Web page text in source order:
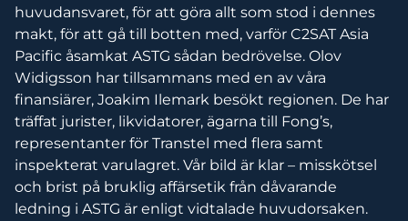
huvudansvaret, för att göra allt som stod i dennes
makt, för att gå till botten med, varför C2SAT Asia
Pacific åsamkat ASTG sådan bedrövelse. Olov
Widigsson har tillsammans med en av våra
finansiärer, Joakim Ilemark besökt regionen. De har
träffat jurister, likvidatorer, ägarna till Fong’s,
representanter för Transtel med flera samt
inspekterat varulagret. Vår bild är klar – misskötsel
och brist på bruklig affärsetik från dåvarande
ledning i ASTG är enligt vidtalade huvudorsaken.